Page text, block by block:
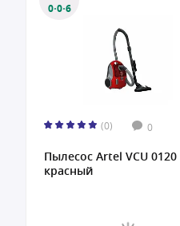
0·0·6
(0) 0
Пылесос Artel VCU 0120
красный